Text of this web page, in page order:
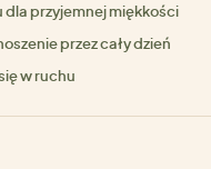
dla przyjemnej miękkości
przez cały dzień
w ruchu